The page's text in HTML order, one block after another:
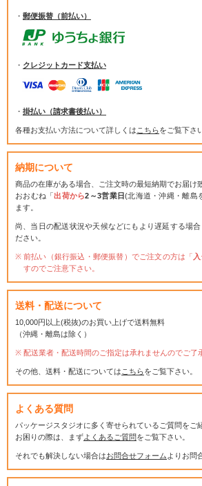
・ 郵便振替（前払い）
・ クレジットカード支払い
・ 掛払い（請求書後払い）
各種お支払い方法について詳しくは こちらをご覧下さ
納期について
商品の在庫がある場合、ご注文時の最短納期でお届け
おおむね「出荷から2～3営業日(北海道・沖縄・離島
ます。
尚、当日の配送状況や天候などにもより遅延する場
ださい。
前払い（銀行振込・郵便振替）でご注文の方は「
すのでご注意下さい。
送料・配送について
10,000円以上(税抜)のお買い上げで送料無料
（沖縄・離島は除く）
配送業者・配送時間のご指定は承れませんのでご了
その他、送料・配送については こちらをご覧下さい。
よくある質問
パッケージスタジオに多く寄せられているご質問をご
お困りの際は、まずよくあるご質問をご覧下さい。
それでも解決しない場合はお問合せフォーム よりお問